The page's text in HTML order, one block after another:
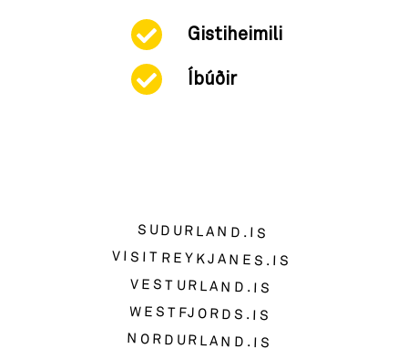
Gistiheimili
Íbúðir
SUDURLAND.IS
VISITREYKJANES.IS
VESTURLAND.IS
WESTFJORDS.IS
NORDURLAND.IS